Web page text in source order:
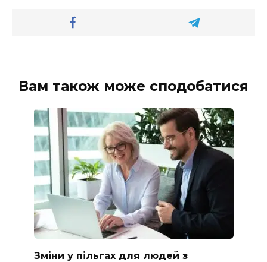
Вам також може сподобатися
Зміни у пільгах для людей з